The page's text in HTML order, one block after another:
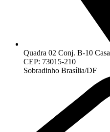
Quadra 02 Conj. B-10
CEP: 73015-210
Sobradinho Brasília/DF